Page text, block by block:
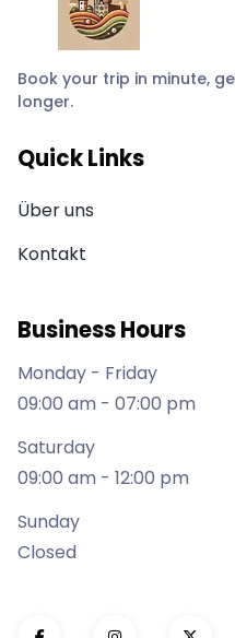
Book your trip in minute,
longer.
Quick Links
Über uns
Kontakt
Business Hours
Monday - Friday
09:00 am - 07:00 pm
Saturday
09:00 am - 12:00 pm
Sunday
Closed